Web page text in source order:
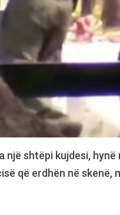
një shtëpi kujdesi, hynë
që erdhën në skenë,